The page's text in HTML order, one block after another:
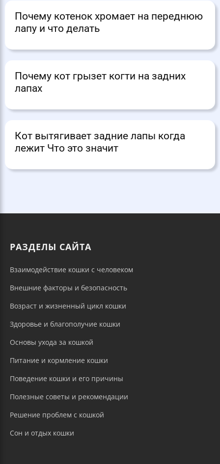
Почему котенок хромает на переднюю
лапу и что делать
Почему кот грызет когти на задних
лапах
Кот вытягивает задние лапы когда
лежит Что это значит
РАЗДЕЛЫ САЙТА
Взаимодействие кошки с человеком
Внешние факторы и безопасность
Возраст и жизненный цикл кошки
Здоровье и благополучие кошки
Основы ухода за кошкой
Питание и кормление кошки
Поведение кошки и его причины
Полезные советы и рекомендации
Решение проблем с кошкой
Сон и отдых кошки